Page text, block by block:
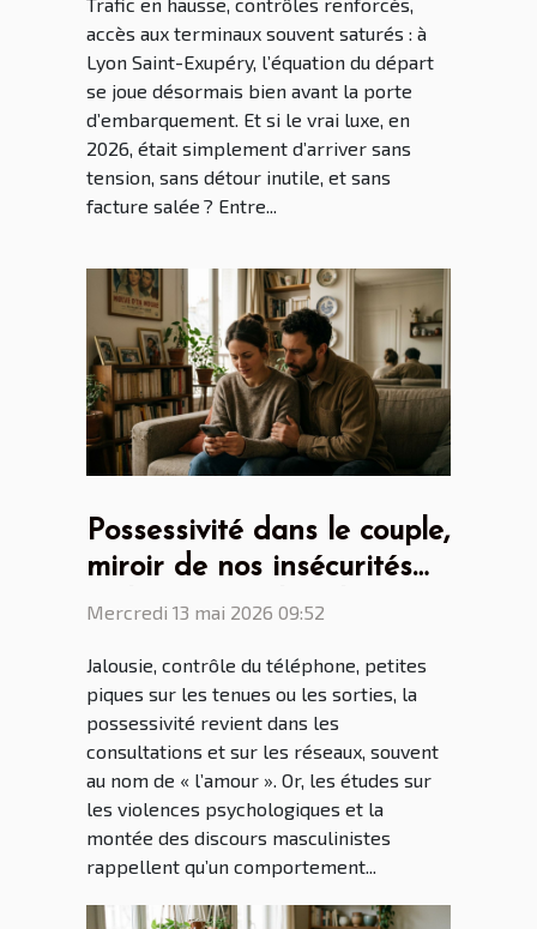
accès aux terminaux souvent saturés : à
Lyon Saint-Exupéry, l’équation du départ
se joue désormais bien avant la porte
d’embarquement. Et si le vrai luxe, en
2026, était simplement d’arriver sans
tension, sans détour inutile, et sans
facture salée ? Entre...
Possessivité dans le couple,
miroir de nos insécurités
ou héritage culturel ?
Mercredi 13 mai 2026 09:52
Jalousie, contrôle du téléphone, petites
piques sur les tenues ou les sorties, la
possessivité revient dans les
consultations et sur les réseaux, souvent
au nom de « l’amour ». Or, les études sur
les violences psychologiques et la
montée des discours masculinistes
rappellent qu’un comportement...